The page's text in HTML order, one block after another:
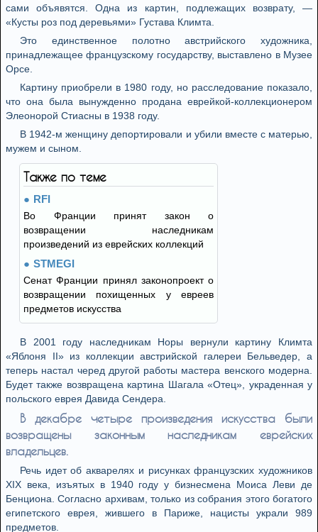
сами объявятся. Одна из картин, подлежащих возврату, —
«Кусты роз под деревьями» Густава Климта.
Это единственное полотно австрийского художника,
принадлежащее французскому государству, выставлено в Музее
Орсе.
Картину приобрели в 1980 году, но расследование показало,
что она была вынужденно продана еврейкой-коллекционером
Элеонорой Стиасны в 1938 году.
В 1942-м женщину депортировали и убили вместе с матерью,
мужем и сыном.
Также по теме
RFI
Во Франции принят закон о
возвращении наследникам
произведений из еврейских коллекций
STMEGI
Сенат Франции принял законопроект о
возвращении похищенных у евреев
предметов искусства
В 2001 году наследникам Норы вернули картину Климта
«Яблоня II» из коллекции австрийской галереи Бельведер, а
теперь настал черед другой работы мастера венского модерна.
Будет также возвращена картина Шагала «Отец», украденная у
польского еврея Давида Сендера.
В декабре четыре произведения искусства были
возвращены законным наследникам еврейских
владельцев.
Речь идет об акварелях и рисунках французских художников
XIX века, изъятых в 1940 году у бизнесмена Моиса Леви де
Бенциона. Согласно архивам, только из собрания этого богатого
египетского еврея, жившего в Париже, нацисты украли 989
предметов.